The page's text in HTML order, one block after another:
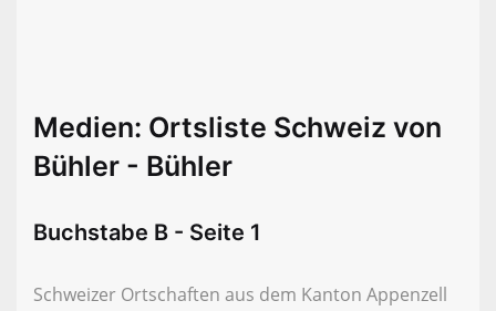
Medien: Ortsliste Schweiz von
Bühler - Bühler
Buchstabe B - Seite 1
Schweizer Ortschaften aus dem Kanton Appenzell